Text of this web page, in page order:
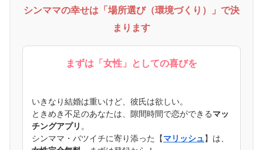
シンママの幸せは「場所選び（環境づくり）」で決
まります
まずは「女性」としての喜びを
いきなり結婚は重いけど、彼氏は欲しい。
ときめき不足のあなたは、隙間時間で恋ができるマッ
チングアプリ 。
シンママ・バツイチに寄り添った【マリッシュ】は、